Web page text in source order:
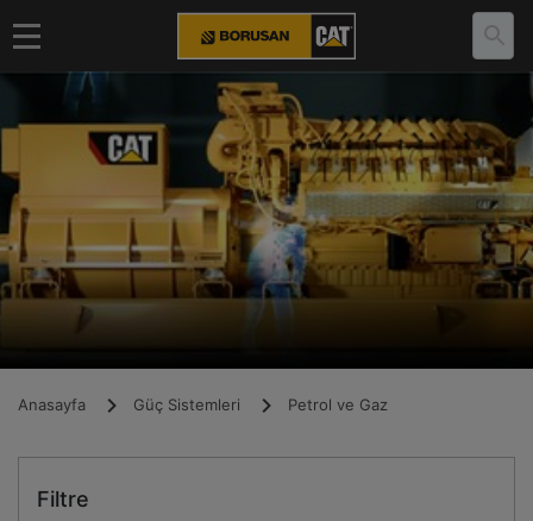
Anasayfa Güç Sistemleri Petrol ve Gaz
Filtre